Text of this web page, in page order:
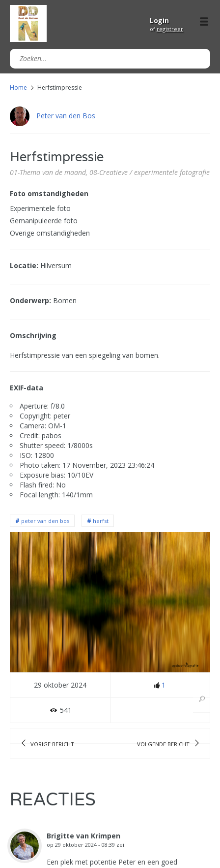
Login
of registreer
Home Herfstimpressie
Peter van den Bos
Herfstimpressie
01-Thema van de maand, 08-Creatieve / experimentele fotografie
Foto omstandigheden
Experimentele foto
Gemanipuleerde foto
Overige omstandigheden
Locatie: Hilversum
Onderwerp: Bomen
Omschrijving
Herfstimpressie van een spiegeling van bomen.
EXIF-data
Aperture: f/8.0
Copyright: peter
Camera: OM-1
Credit: pabos
Shutter speed: 1/8000s
ISO: 12800
Photo taken: 17 November, 2023 23:46:24
Exposure bias: 10/10EV
Flash fired: No
Focal length: 140/1mm
peter van den bos herfst
29 oktober 2024 1
541
VORIGE BERICHT VOLGENDE BERICHT
REACTIES
Brigitte van Krimpen
op 29 oktober 2024 - 08:39 zei:
Een plek met potentie Peter en een goed